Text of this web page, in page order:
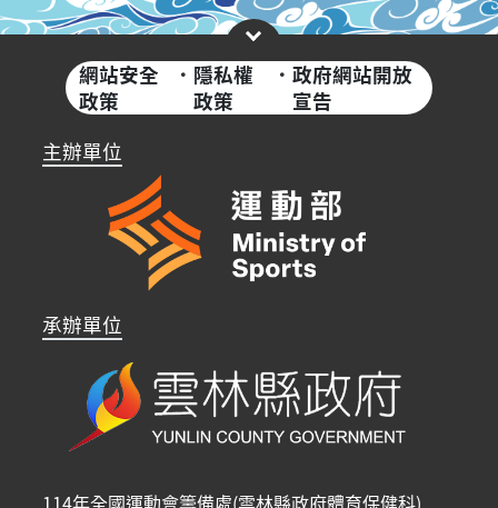
網站安全
政策
· 隱私權
政策
·政府網站開放
宣告
主辦單位
承辦單位
114年全國運動會籌備處(雲林縣政府體育保健科)